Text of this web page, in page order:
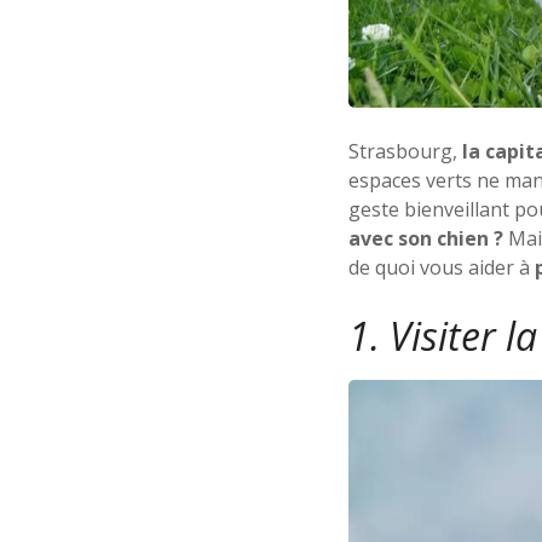
Strasbourg, la
espaces verts ne
geste bienveillant
avec son chien ?
de quoi vous aider à
1. Visiter